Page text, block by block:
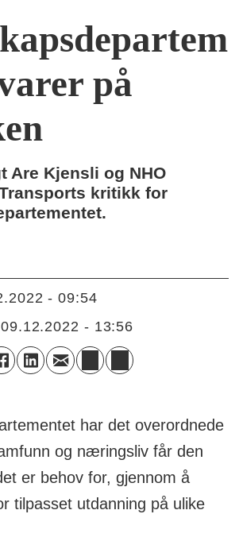
på
Are Kjensli og NHO
kritikk for
- 09:54
09.12.2022 - 13:56
har det overordnede
og næringsliv får den
er behov for, gjennom å
tilpasset utdanning på ulike